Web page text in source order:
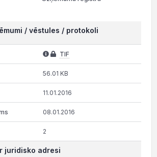
/ vēstules / protokoli
TIF
56.01 KB
11.01.2016
08.01.2016
2
juridisko adresi